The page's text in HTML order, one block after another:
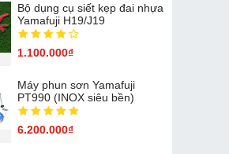
Bộ dụng cụ siết kẹp đai nhựa
Yamafuji H19/J19
1.100.000₫
Máy phun sơn Yamafuji
PT990 (INOX siêu bền)
6.200.000₫